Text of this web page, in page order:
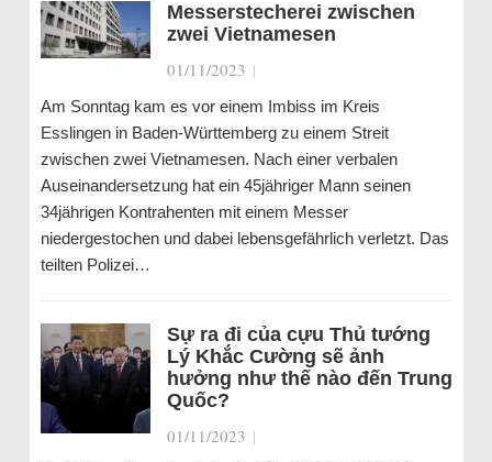
Messerstecherei zwischen
zwei Vietnamesen
01/11/2023 |
Am Sonntag kam es vor einem Imbiss im Kreis
Esslingen in Baden-Württemberg zu einem Streit
zwischen zwei Vietnamesen. Nach einer verbalen
Auseinandersetzung hat ein 45jähriger Mann seinen
34jährigen Kontrahenten mit einem Messer
niedergestochen und dabei lebensgefährlich verletzt. Das
teilten Polizei…
Sự ra đi của cựu Thủ tướng
Lý Khắc Cường sẽ ảnh
hưởng như thế nào đến Trung
Quốc?
01/11/2023 |